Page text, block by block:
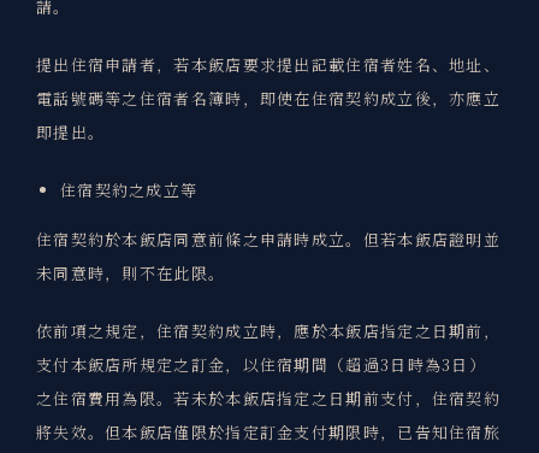
請。
提出住宿申請者，若本飯店要求提出記載住宿者姓名、地址、
電話號碼等之住宿者名簿時，即使在住宿契約成立後，亦應立
即提出。
住宿契約之成立等
住宿契約於本飯店同意前條之申請時成立。但若本飯店證明並
未同意時，則不在此限。
依前項之規定，住宿契約成立時，應於本飯店指定之日期前，
支付本飯店所規定之訂金，以住宿期間（超過3日時為3日）
之住宿費用為限。若未於本飯店指定之日期前支付，住宿契約
將失效。但本飯店僅限於指定訂金支付期限時，已告知住宿旅